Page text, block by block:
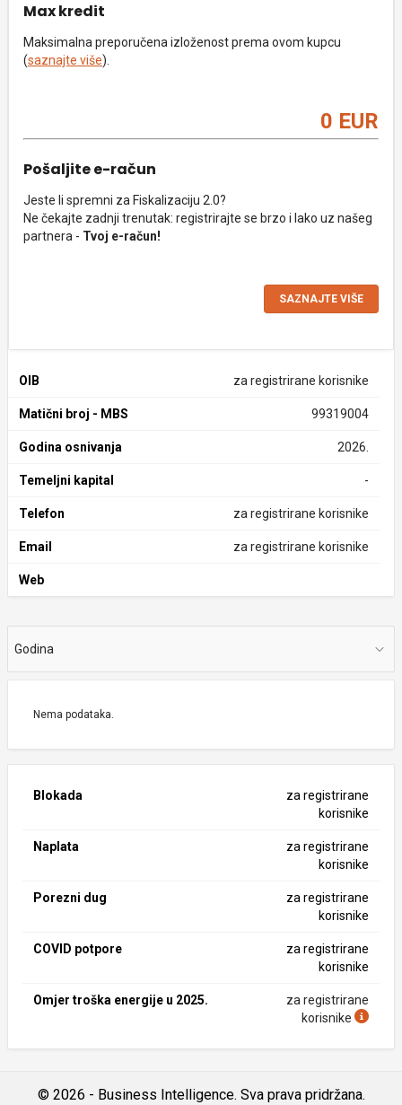
Max kredit
Maksimalna preporučena izloženost prema ovom kupcu
(saznajte više).
0 EUR
Pošaljite e-račun
Jeste li spremni za Fiskalizaciju 2.0?
Ne čekajte zadnji trenutak: registrirajte se brzo i lako uz našeg
partnera - Tvoj e-račun!
SAZNAJTE VIŠE
OIB za registrirane korisnike
Matični broj - MBS 99319004
Godina osnivanja 2026.
Temeljni kapital -
Telefon za registrirane korisnike
Email za registrirane korisnike
Web
Godina
Nema podataka.
Blokada
za registrirane
korisnike
Naplata
za registrirane
korisnike
Porezni dug
za registrirane
korisnike
COVID potpore
za registrirane
korisnike
Omjer troška energije u 2025.
za registrirane
korisnike
© 2026 - Business Intelligence. Sva prava pridržana.